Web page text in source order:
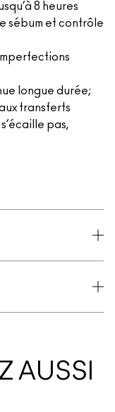
8 heures
sébum et contrôle
longue durée;
transferts
pas,
AUSSI